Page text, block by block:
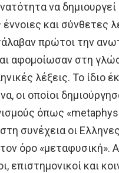
να
και σύνθετες
πρώτοι την
αφομοίωσαν στη
λέξεις. Το ίδιο
οι οποίοι
όπως
συνέχεια οι
όρο «μεταφυσική».
επιστημονικοί και